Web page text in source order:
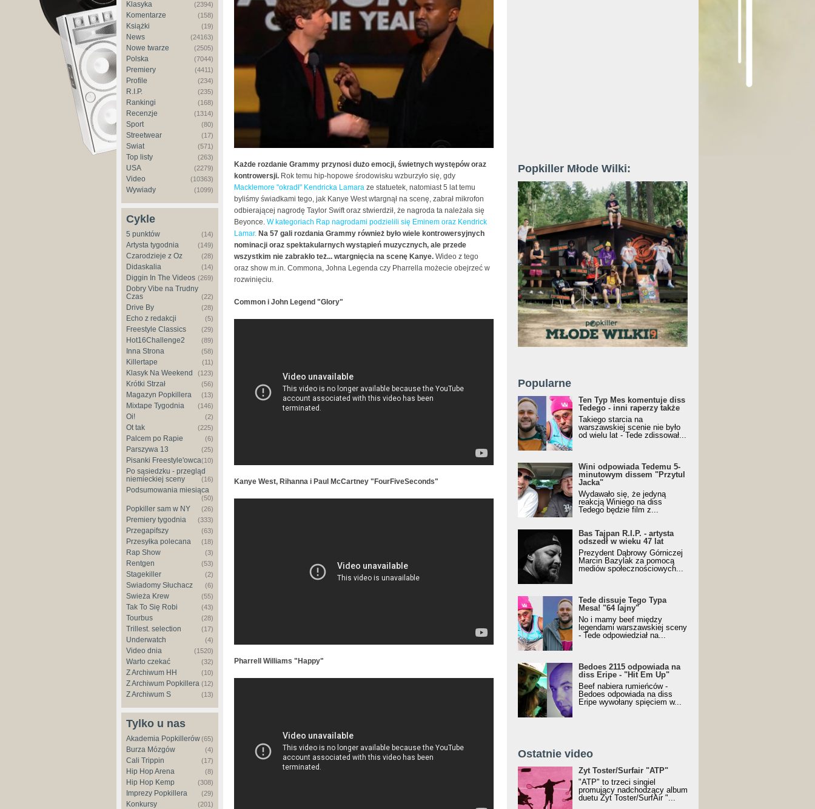
Klasyka (2394)
Komentarze (158)
Książki (19)
News (24163)
Nowe twarze (2505)
Polska (7044)
Premiery (4411)
Profile (234)
R.I.P. (235)
Rankingi (168)
Recenzje (1314)
Sport (80)
Streetwear (17)
Świat (571)
Top listy (263)
USA (2279)
Video (10363)
Wywiady (1099)
Cykle
5 punktów (14)
Artysta tygodnia (149)
Czarodzieje z Oz (28)
Didaskalia (14)
Diggin In The Videos (269)
Dobry Vibe na Trudny
Czas
(22)
Drive By (28)
Echo z redakcji (5)
Freestyle Classics (29)
Hot16Challenge2 (89)
Inna Strona (58)
Killertape (11)
Klasyk Na Weekend (123)
Krótki Strzał (56)
Magazyn Popkillera (13)
Mixtape Tygodnia (146)
Oi! (2)
Ot tak (225)
Palcem po Rapie (6)
Parszywa 13 (25)
Pisanki Freestyle'owca(10)
Po sąsiedzku - przegląd
niemieckiej sceny
(16)
Podsumowania miesiąca
(50)
Popkiller sam w NY (26)
Premiery tygodnia (333)
Przegapifszy (63)
Przesyłka polecana (18)
Rap Show (3)
Rentgen (53)
Stagekiller (2)
Świadomy Słuchacz (6)
Świeża Krew (55)
Tak To Się Robi (43)
Tourbus (28)
Trillest. selection (17)
Underwatch (4)
Video dnia (1520)
Warto czekać (32)
Z Archiwum HH (10)
Z Archiwum Popkillera (12)
Z Archiwum S (13)
Tylko u nas
Akademia Popkillerów(65)
Burza Mózgów (4)
Cali Trippin (17)
Hip Hop Arena (8)
Hip Hop Kemp (308)
Imprezy Popkillera (29)
Konkursy (201)
Każde rozdanie Grammy przynosi dużo emocji, świetnych występów oraz
kontrowersji. Rok temu hip-hopowe środowisku wzburzyło się, gdy
Macklemore "okradł" Kendricka Lamara ze statuetek, natomiast 5 lat temu
byliśmy świadkami tego, jak Kanye West wtargnął na scenę, zabrał mikrofon
odbierającej nagrodę Taylor Swift oraz stwierdził, że nagroda ta należała się
Beyonce. W kategoriach Rap nagrodami podzielili się Eminem oraz Kendrick
Lamar. Na 57 gali rozdania Grammy również było wiele kontrowersyjnych
nominacji oraz spektakularnych wystąpień muzycznych, ale przede
wszystkim nie zabrakło też... wtargnięcia na scenę Kanye. Wideo z tego
oraz show m.in. Commona, Johna Legenda czy Pharrella możecie obejrzeć w
rozwinięciu.
Common i John Legend "Glory"
Kanye West, Rihanna i Paul McCartney "FourFiveSeconds"
Pharrell Williams "Happy"
Popkiller Młode Wilki:
Popularne
Ten Typ Mes komentuje diss
Tedego - inni raperzy także
Takiego starcia na
warszawskiej scenie nie było
od wielu lat - Tede zdissował...
Wini odpowiada Tedemu 5-
minutowym dissem "Przytul
Jacka"
Wydawało się, że jedyną
reakcją Winiego na diss
Tedego będzie film z...
Bas Tajpan R.I.P. - artysta
odszedł w wieku 47 lat
Prezydent Dąbrowy Górniczej
Marcin Bazylak za pomocą
mediów społecznościowych...
Tede dissuje Tego Typa
Mesa! "64 lajny"
No i mamy beef między
legendami warszawskiej sceny
- Tede odpowiedział na...
Bedoes 2115 odpowiada na
diss Eripe - "Hit Em Up"
Beef nabiera rumieńców -
Bedoes odpowiada na diss
Eripe wywołany spięciem w...
Ostatnie video
Żyt Toster/SurfAir - ATP VIDEO
Żyt Toster/Surfair "ATP"
"ATP" to trzeci singiel
promujący nadchodzący album
duetu Żyt Toster/SurfAir "...